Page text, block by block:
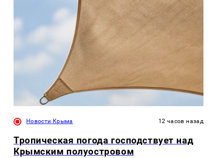
Новости Крыма 12 часов назад
Тропическая погода господствует над
Крымским полуостровом